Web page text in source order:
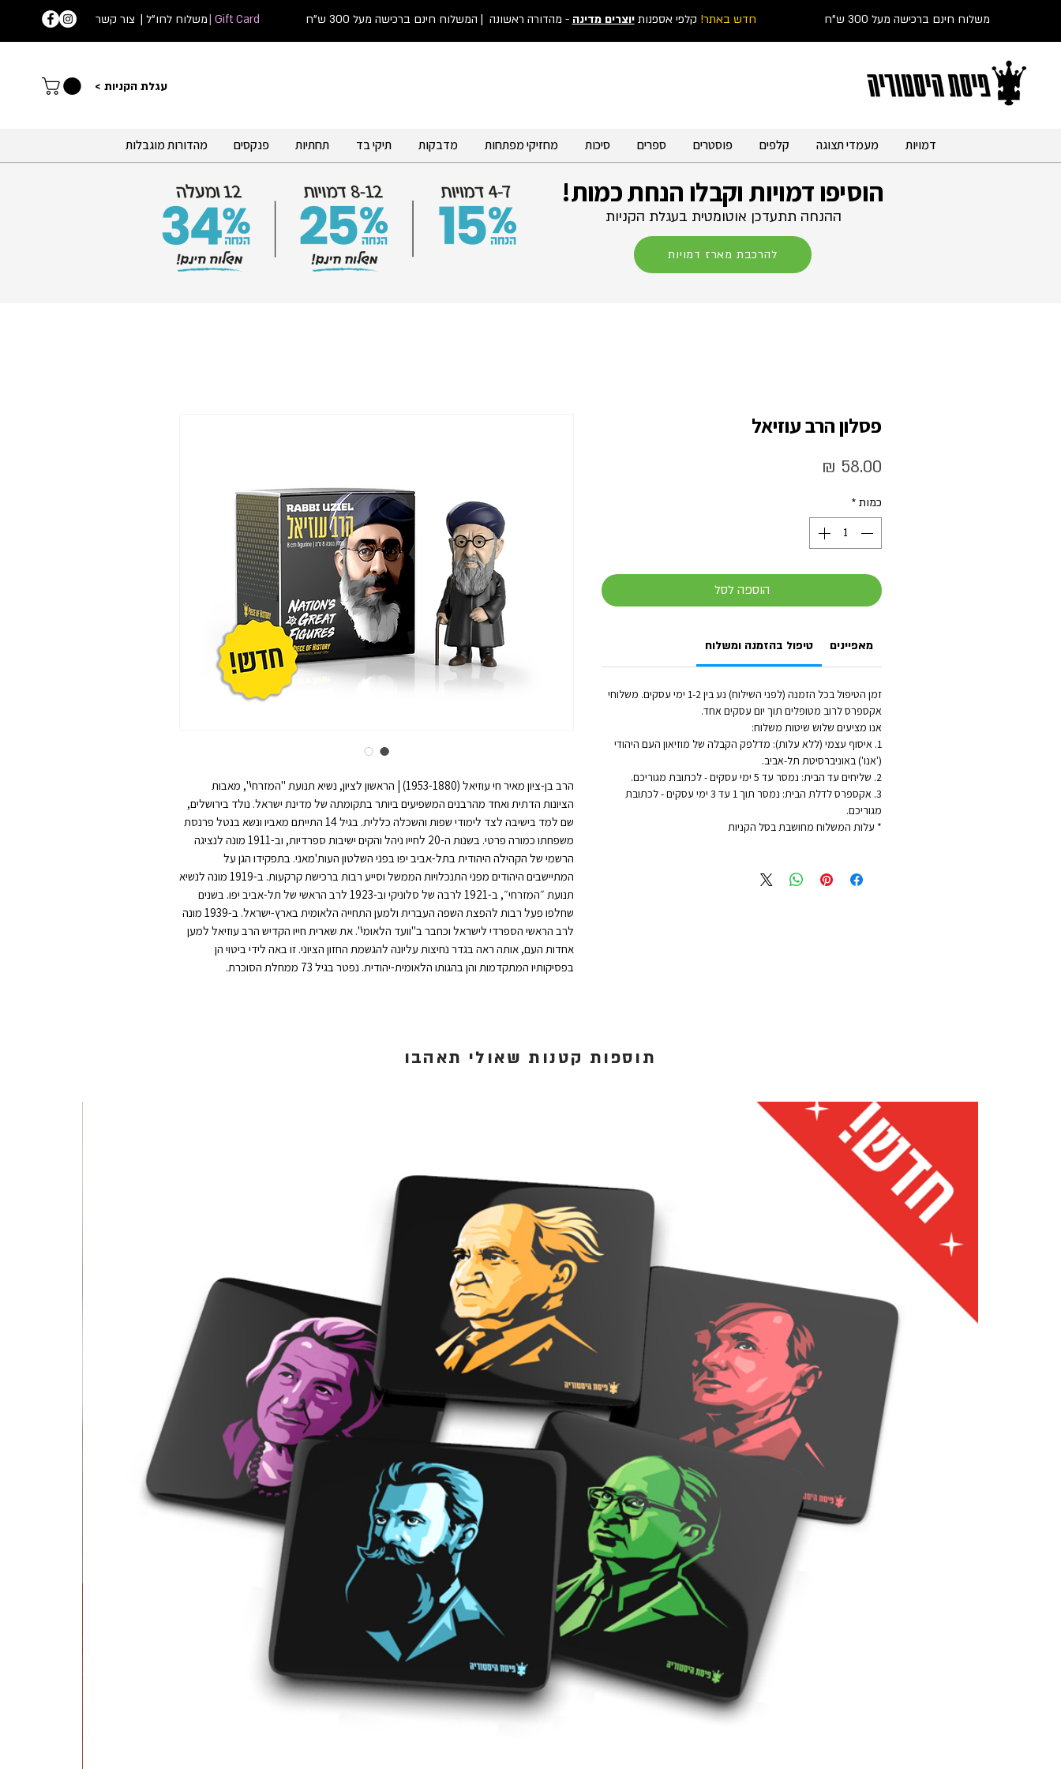
צור קשר | משלוח לחו"ל
עגלת הקניות >
Gift Card | משלוח חינם ברכישה מעל 300 ש"ח חדש באתר! קלפי אספנותיוצרים מדינה - מהדורה ראשונה | המשלוח חינם ברכישה מעל 300 ש"ח
דמויות מעמדי תצוגה קלפים פוסטרים ספרים סיכות מחזיקי מפתחות מדבקות תיקי בד תחתיות פנקסים מהדורות מוגבלות
ההנחה תתעדכן אוטומטית בעגלת הקניות
הוסיפו דמויות וקבלו הנחת כמות!
להרכבת מארז דמויות
הרב בן-ציון מאיר חי עוזיאל (1953-1880) | הראשון לציון, נשיא תנועת "המזרחי", מאבות
הציונות הדתית ואחד מהרבנים המשפיעים ביותר בתקומתה של מדינת ישראל. נולד בירושלים,
שם למד בישיבה לצד לימודי שפות והשכלה כללית. בגיל 14 התייתם מאביו ונשא בנטל פרנסת
משפחתו כמורה פרטי. בשנות ה-20 לחייו ניהל והקים ישיבות ספרדיות, וב-1911 מונה לנציגה
הרשמי של הקהילה היהודית בתל-אביב יפו בפני השלטון העות'מאני. בתפקידו הגן על
המתיישבים היהודים מפני התנכלויות הממשל וסייע רבות ברכישת קרקעות. ב-1919 מונה לנשיא
תנועת ״המזרחי״, ב-1921 לרבה של סלוניקי וב-1923 לרב הראשי של תל-אביב יפו. בשנים
שחלפו פעל רבות להפצת השפה העברית ולמען התחייה הלאומית בארץ-ישראל. ב-1939 מונה
לרב הראשי הספרדי לישראל וכחבר ב"וועד הלאומי". את שארית חייו הקדיש הרב עוזיאל למען
אחדות העם, אותה ראה בגדר נחיצות עליונה להגשמת החזון הציוני. זו באה לידי ביטוי הן
בפסיקותיו המתקדמות והן בהגותו הלאומית-יהודית. נפטר בגיל 73 ממחלת הסוכרת.
פסלון הרב עוזיאל
כמות *
הוספה לסל
טיפול בהזמנה ומשלוח מאפיינים
זמן הטיפול בכל הזמנה (לפני השילוח) נע בין 1-2 ימי עסקים. משלוחי
אקספרס לרוב מטופלים תוך יום עסקים אחד.
אנו מציעים שלוש שיטות משלוח:
1. איסוף עצמי (ללא עלות): מדלפק הקבלה של מוזיאון העם היהודי
('אנו') באוניברסיטת תל-אביב.
2. שליחים עד הבית: נמסר עד 5 ימי עסקים - לכתובת מגוריכם.
3. אקספרס לדלת הבית: נמסר תוך 1 עד 3 ימי עסקים - לכתובת
מגוריכם.
* עלות המשלוח מחושבת בסל הקניות
תוספות קטנות שאולי תאהבו